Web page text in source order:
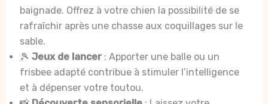
baignade. Offrez à votre chien la possibilité de se
rafraîchir après une chasse aux coquillages sur le
sable.
🎾 Jeux de lancer: Apporter une balle ou un
frisbee adapté contribue à stimuler l’intelligence
et à dépenser votre toutou.